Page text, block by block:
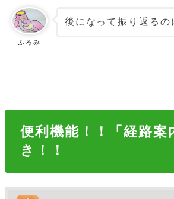
ふろみ
後になって振り返るの
便利機能！！「経路案
き！！